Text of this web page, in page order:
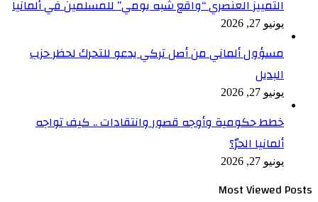
التمييز العنصري “واقع شبه يومي” للمسلمين في ألمانيا
يونيو 27, 2026
مسؤول ألماني من أصل تركي يدعو للتحرك لحظر حزب
البديل
يونيو 27, 2026
خطط حكومية وأوجه قصور وانتقادات .. كيف تواجه
ألمانيا الحرّ؟
يونيو 27, 2026
Most Viewed Posts